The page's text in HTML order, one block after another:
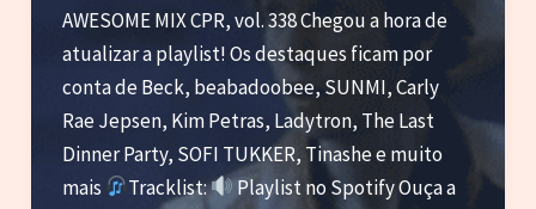
AWESOME MIX CPR, vol. 338 Chegou a hora de
atualizar a playlist! Os destaques ficam por
conta de Beck, beabadoobee, SUNMI, Carly
Rae Jepsen, Kim Petras, Ladytron, The Last
Dinner Party, SOFI TUKKER, Tinashe e muito
mais
Tracklist:
Playlist no Spotify Ouça a